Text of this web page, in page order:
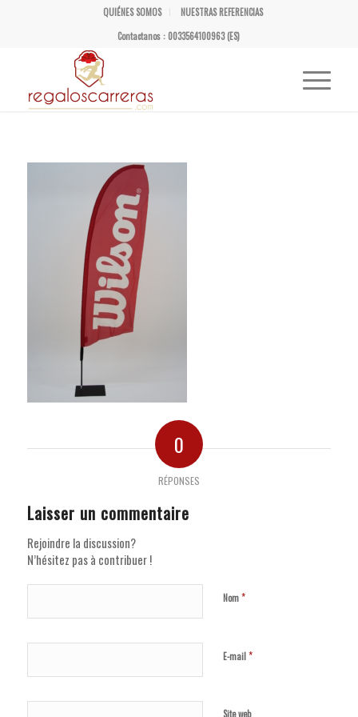
QUIÉNES SOMOS
NUESTRAS REFERENCIAS
Contactanos : 0033564100963 (ES)
0
RÉPONSES
Laisser un commentaire
Rejoindre la discussion?
N’hésitez pas à contribuer !
Nom*
E-mail*
Site web